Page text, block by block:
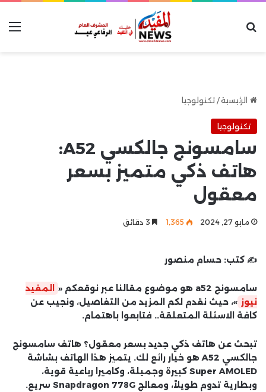
الرئيسية/ تكنولوجيا
تكنولوجيا
سامسونج جالكسي A52:
هاتف ذكي متميز بسعر
معقول
مايو 27, 2024 1٬365
✍️ كتب: حسام منصور
سامسونج a52 هو موضوع مقالنا عبر نوقعكم «
المفيد
نيوز »، حيث نقدم لكم المزيد من التفاصيل، ونجيب عن
كافة الاسئلة المتعلقة.. فتابعوا باهتمام.
تبحث عن هاتف ذكي جديد بسعر معقول؟ هاتف سامسونج
جالكسي A52 هو خيار رائع لك. يتميز هذا الهاتف بشاشة
Super AMOLED كبيرة وجميلة، وكاميرا رباعية قوية،
وبطارية تدوم طويلاً، ومعالج Snapdragon 778G سريع.